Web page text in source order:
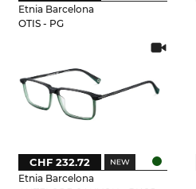
Etnia Barcelona
OTIS - PG
Etnia Barcelona
CHF 232.72